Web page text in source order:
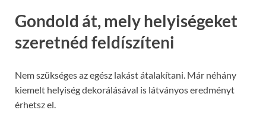
Gondold át, mely helyiségeket
szeretnéd feldíszíteni
Nem szükséges az egész lakást átalakítani. Már néhány
kiemelt helyiség dekorálásával is látványos eredményt
érhetsz el.